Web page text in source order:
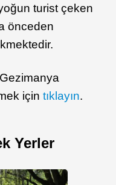
turist çeken
önceden
için tıklayın.
Yerler